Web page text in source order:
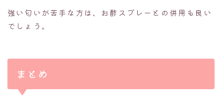
強い匂いが苦手な方は、お酢スプレーとの併用も良い
でしょう。
まとめ